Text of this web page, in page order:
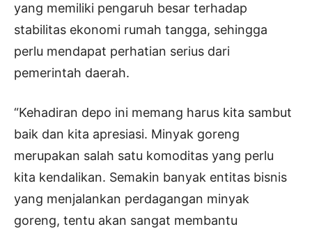
yang memiliki pengaruh besar terhadap
stabilitas ekonomi rumah tangga, sehingga
perlu mendapat perhatian serius dari
pemerintah daerah.
“Kehadiran depo ini memang harus kita sambut
baik dan kita apresiasi. Minyak goreng
merupakan salah satu komoditas yang perlu
kita kendalikan. Semakin banyak entitas bisnis
yang menjalankan perdagangan minyak
goreng, tentu akan sangat membantu